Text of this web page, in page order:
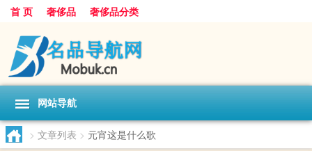
首 页 奢侈品 奢侈品分类
网站导航
> 文章列表 > 元宵这是什么歌